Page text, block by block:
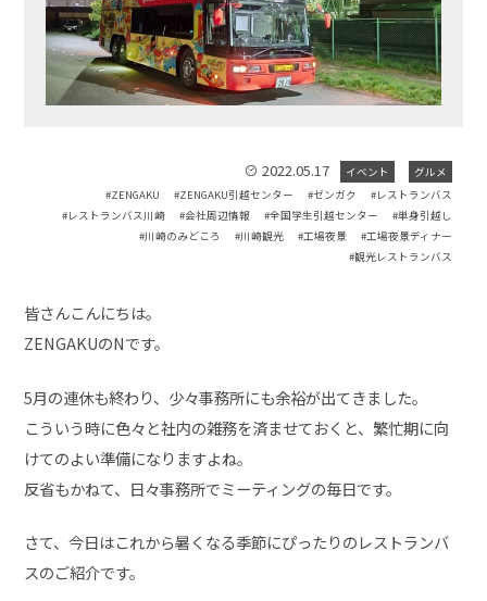
2022.05.17 イベント
グルメ
ZENGAKU
ZENGAKU引越センター ゼンガク
レストランバス
レストランバス川崎
会社周辺情報 全国学生引越センター
単身引越し
川崎のみどころ
川崎観光 工場夜景
工場夜景ディナー
観光レストランバス
皆さんこんにちは。
ZENGAKUのNです。
5月の連休も終わり、少々事務所にも余裕が出てきました。
こういう時に色々と社内の雑務を済ませておくと、繁忙期に向
けてのよい準備になりますよね。
反省もかねて、日々事務所でミーティングの毎日です。
さて、今日はこれから暑くなる季節にぴったりのレストランバ
スのご紹介です。